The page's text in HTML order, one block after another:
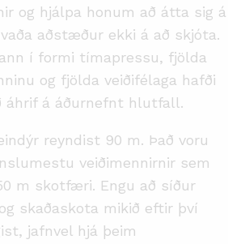
og hjálpa honum að átta sig á
aðstæður ekki á að skjóta.
í formi tímapressu, fjölda
og fjölda veiðifélaga hafði
áhrif á áðurnefnt hlutfall.
reyndist 90 m. Það voru
veiðimennirnir sem
m skotfæri. Engu að síður
skaðaskota mikið eftir því
jafnvel hjá þeim